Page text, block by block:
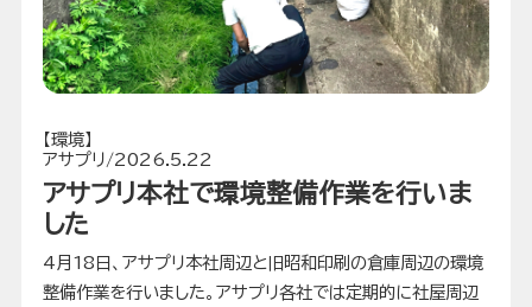
【環境】
アサプリ/2026.5.22
アサプリ本社で環境整備作業を行いま
した
4月18日、アサプリ本社周辺と旧昭和印刷の倉庫周辺の環境
整備作業を行いました。アサプリ各社では定期的に社屋周辺